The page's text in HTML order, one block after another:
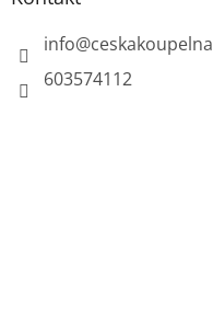
info@
603574112